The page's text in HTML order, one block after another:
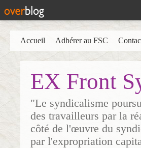
EX Front
"Le syndicalisme
des travailleurs par la
côté de l'œuvre du
par l'expropriation
Accueil Adhérer au FSC